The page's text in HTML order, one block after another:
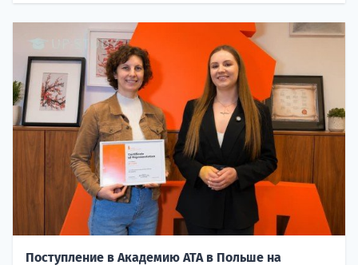
Поступление в Академию ATA в Польше на